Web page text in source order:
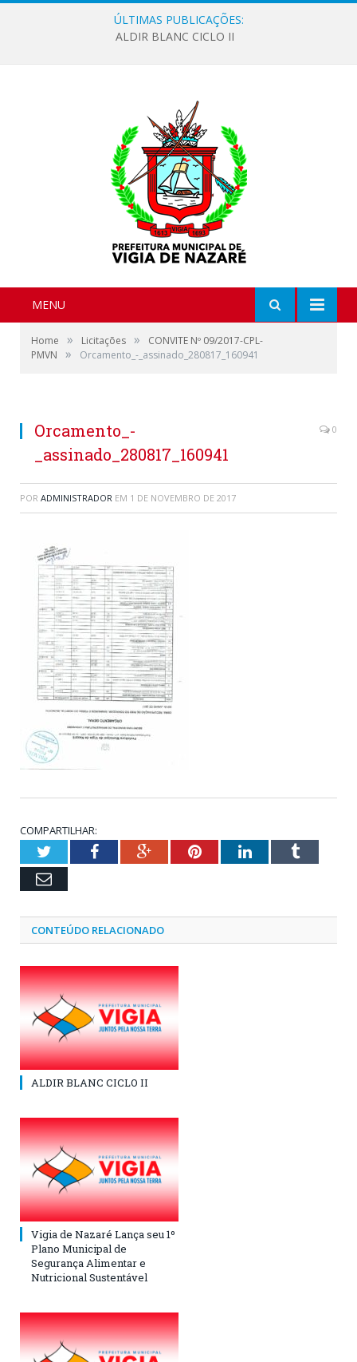
ÚLTIMAS PUBLICAÇÕES:
ALDIR BLANC CICLO II
MENU
Home » Licitações »
CONVITE Nº 09/2017-CPL-
PMVN
» Orcamento_-_assinado_280817_160941
Orcamento_-
_assinado_280817_160941
0
POR ADMINISTRADOR EM 1 DE NOVEMBRO DE 2017
COMPARTILHAR:
TwitterFacebookGoogle+PinterestLinkedInTumblr
Email
CONTEÚDO RELACIONADO
ALDIR BLANC CICLO II
Vigia de Nazaré Lança seu 1º
Plano Municipal de
Segurança Alimentar e
Nutricional Sustentável